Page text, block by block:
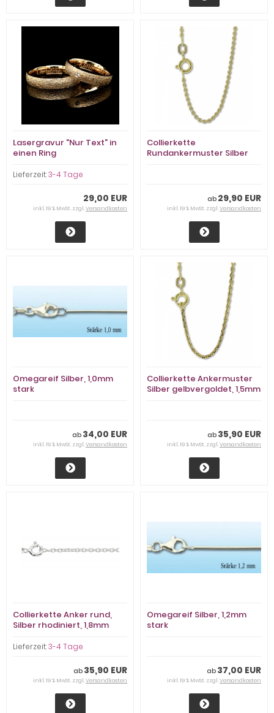
Lasergravur "Nur Text" in
einen Ring
Lieferzeit:3-4 Tage
29,00 EUR
inkl. 19 % MwSt. zzgl.Versandkosten
Collierkette
Rundankermuster Silber
ab 29,90 EUR
inkl. 19 % MwSt. zzgl.Versandkosten
Omegareif Silber, 1,0mm
stark
ab 34,00 EUR
inkl. 19 % MwSt. zzgl.Versandkosten
Collierkette Ankermuster
Silber gelbvergoldet, 1,5mm
ab 35,90 EUR
inkl. 19 % MwSt. zzgl.Versandkosten
Collierkette Anker rund,
Silber rhodiniert, 1,8mm
Lieferzeit:3-4 Tage
ab 35,90 EUR
inkl. 19 % MwSt. zzgl.Versandkosten
Omegareif Silber, 1,2mm
stark
ab 37,00 EUR
inkl. 19 % MwSt. zzgl.Versandkosten